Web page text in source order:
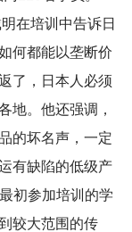
在培训中告诉日
何都能以垄断价
了，日本人必须
地。他还强调，
的坏名声，一定
有缺陷的低级产
初参加培训的学
较大范围的传